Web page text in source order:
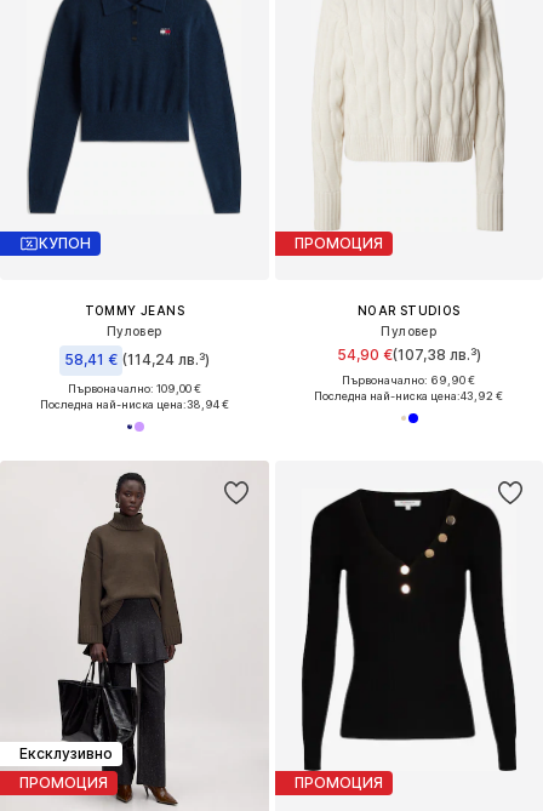
КУПОН
TOMMY JEANS
Пуловер
58,41 € (114,24 лв.³)
Първоначално: 109,00 €
Последна най-ниска цена:38,94 €
ПРОМОЦИЯ
NOAR STUDIOS
Пуловер
54,90 €(107,38 лв.³)
Първоначално: 69,90 €
Последна най-ниска цена:43,92 €
Ексклузивно
ПРОМОЦИЯ
ПРОМОЦИЯ